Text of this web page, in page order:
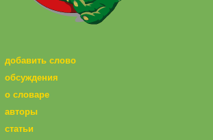
добавить слово
обсуждения
о словаре
авторы
статьи